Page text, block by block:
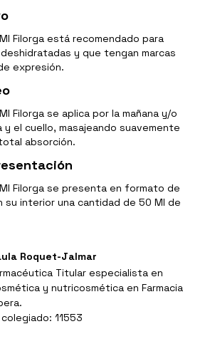
Filorga está recomendado para
y que tengan marcas
expresión.
Filorga se aplica por la mañana y/o
y el cuello, masajeando suavemente
absorción.
Filorga se presenta en formato de
interior una cantidad de 50 Ml de
Roquet-Jalmar
Titular especialista en
y nutricosmética en Farmacia
colegiado: 11553